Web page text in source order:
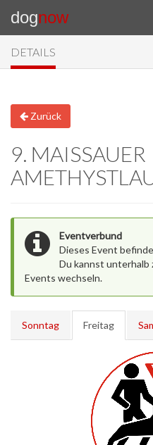
dognow
DETAILS
Zurück
9. MAISSAUER
Eventverbund
Dieses Event
Du kannst unterhalb
Events wechseln.
Sonntag Freitag